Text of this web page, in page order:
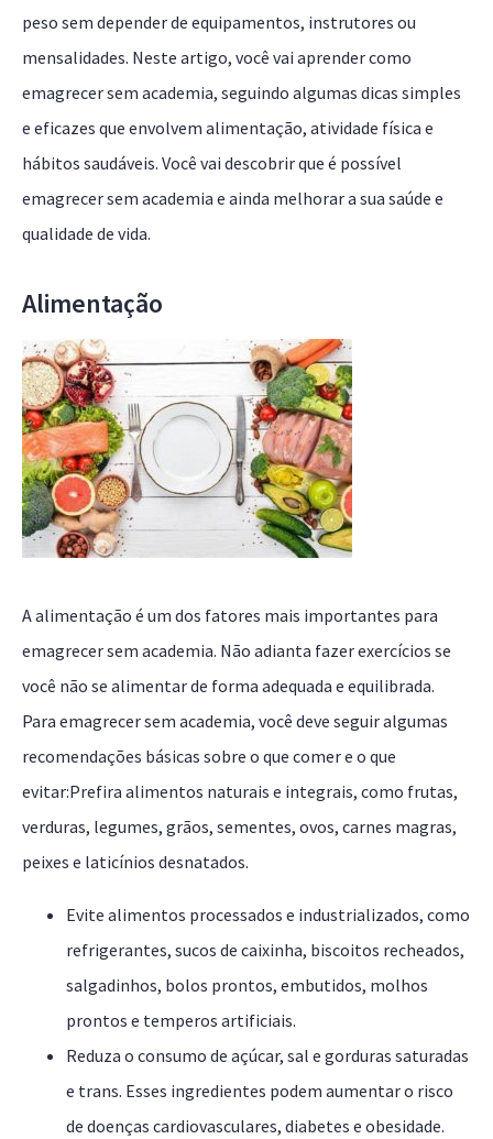
peso sem depender de equipamentos, instrutores ou
mensalidades. Neste artigo, você vai aprender como
emagrecer sem academia, seguindo algumas dicas simples
e eficazes que envolvem alimentação, atividade física e
hábitos saudáveis. Você vai descobrir que é possível
emagrecer sem academia e ainda melhorar a sua saúde e
qualidade de vida.
Alimentação
A alimentação é um dos fatores mais importantes para
emagrecer sem academia. Não adianta fazer exercícios se
você não se alimentar de forma adequada e equilibrada.
Para emagrecer sem academia, você deve seguir algumas
recomendações básicas sobre o que comer e o que
evitar:Prefira alimentos naturais e integrais, como frutas,
verduras, legumes, grãos, sementes, ovos, carnes magras,
peixes e laticínios desnatados.
Evite alimentos processados e industrializados, como
refrigerantes, sucos de caixinha, biscoitos recheados,
salgadinhos, bolos prontos, embutidos, molhos
prontos e temperos artificiais.
Reduza o consumo de açúcar, sal e gorduras saturadas
e trans. Esses ingredientes podem aumentar o risco
de doenças cardiovasculares, diabetes e obesidade.